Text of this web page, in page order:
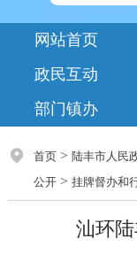
网站首页
政民互动
部门镇办
首页> 陆丰市人民
公开> 挂牌督办和
汕环